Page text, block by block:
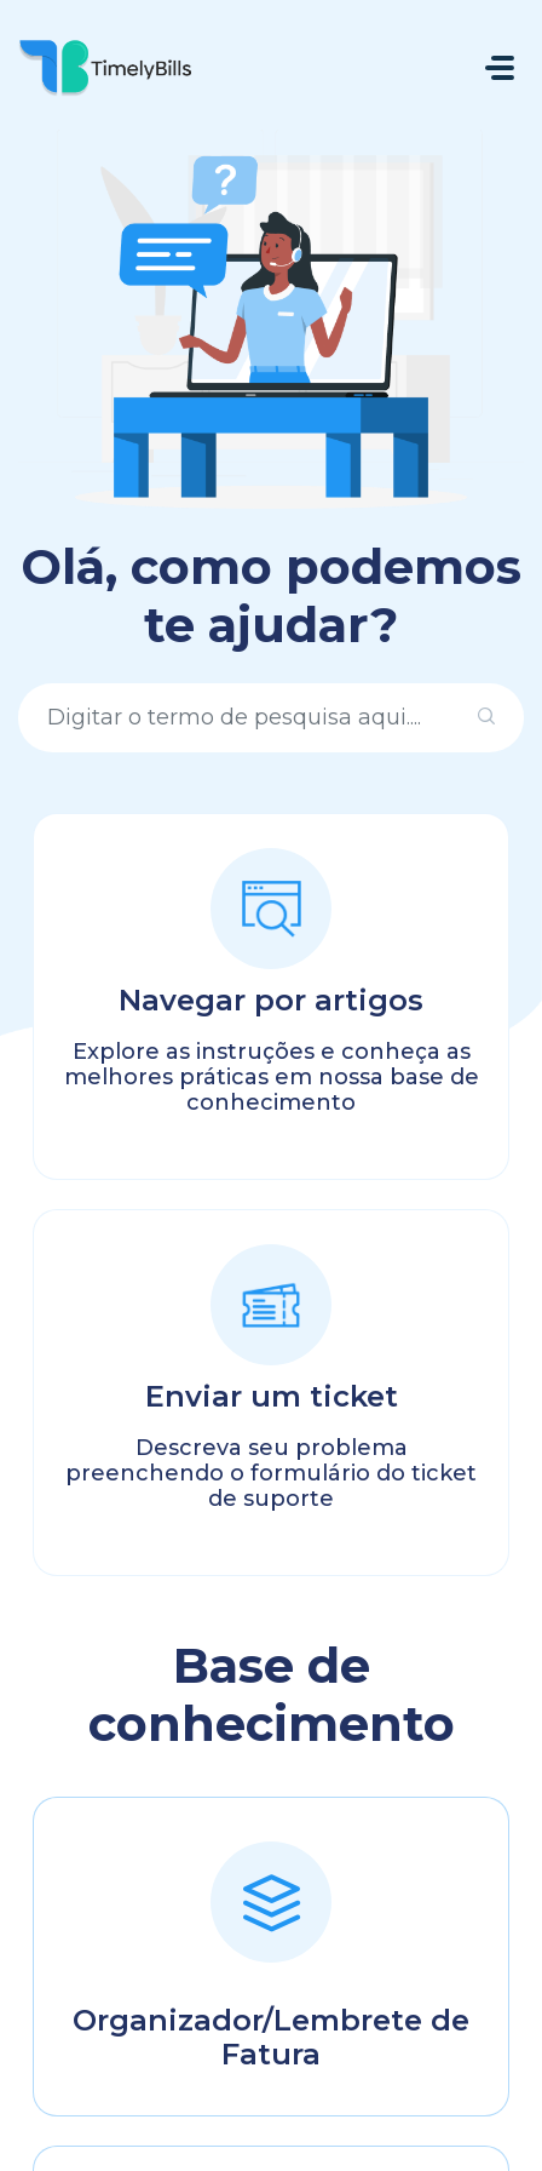
Ir Para O Conteúdo Principal
Olá, como podemos
te ajudar?
Navegar por artigos
Explore as instruções e conheça as
melhores práticas em nossa base de
conhecimento
Enviar um ticket
Descreva seu problema
preenchendo o formulário do ticket
de suporte
Base de
conhecimento
Organizador/Lembrete de
Fatura